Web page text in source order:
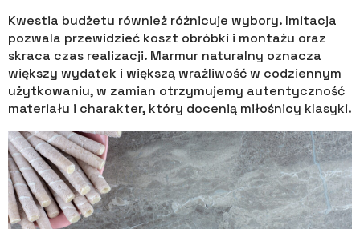
Kwestia budżetu również różnicuje wybory. Imitacja
pozwala przewidzieć koszt obróbki i montażu oraz
skraca czas realizacji. Marmur naturalny oznacza
większy wydatek i większą wrażliwość w codziennym
użytkowaniu, w zamian otrzymujemy autentyczność
materiału i charakter, który docenią miłośnicy klasyki.